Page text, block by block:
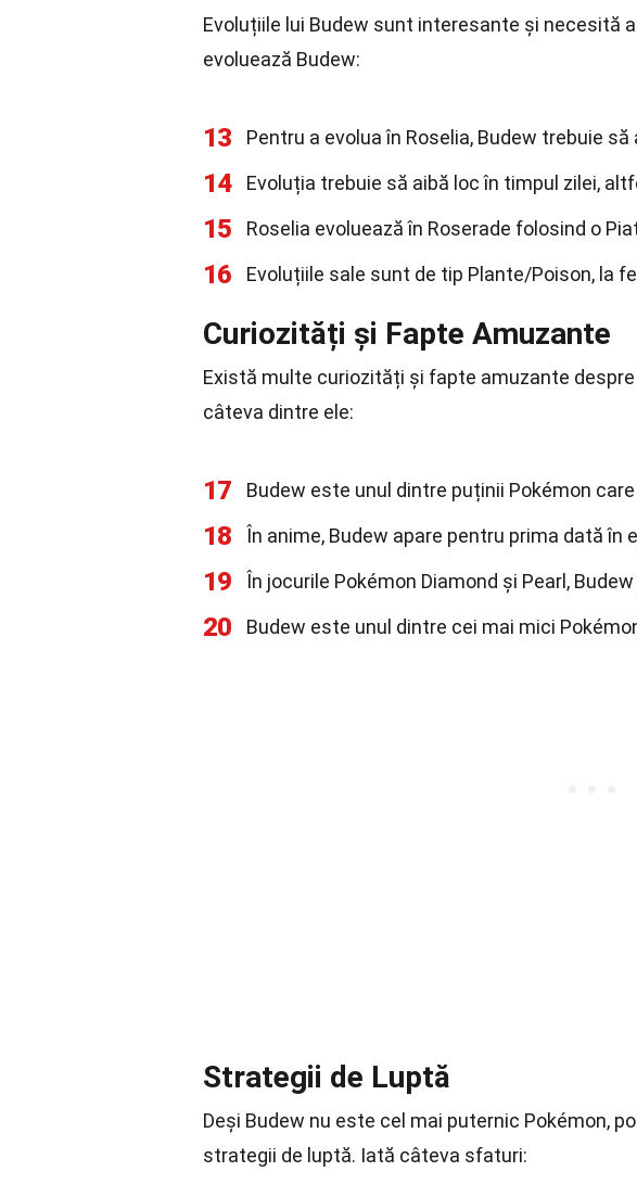
Evoluțiile lui Budew sunt interesante și necesită
evoluează Budew:
13 Pentru a evolua în Roselia, Budew trebuie
14 Evoluția trebuie să aibă loc în timpul zilei,
15 Roselia evoluează în Roserade folosind o
16 Evoluțiile sale sunt de tip Plante/Poison, la
Curiozități și Fapte Amuzante
Există multe curiozități și fapte amuzante
câteva dintre ele:
17 Budew este unul dintre puținii Pokémon
18 În anime, Budew apare pentru prima dată în
19 În jocurile Pokémon Diamond și Pearl,
20 Budew este unul dintre cei mai mici
Strategii de Luptă
Deși Budew nu este cel mai puternic Pokémon,
strategii de luptă. Iată câteva sfaturi: